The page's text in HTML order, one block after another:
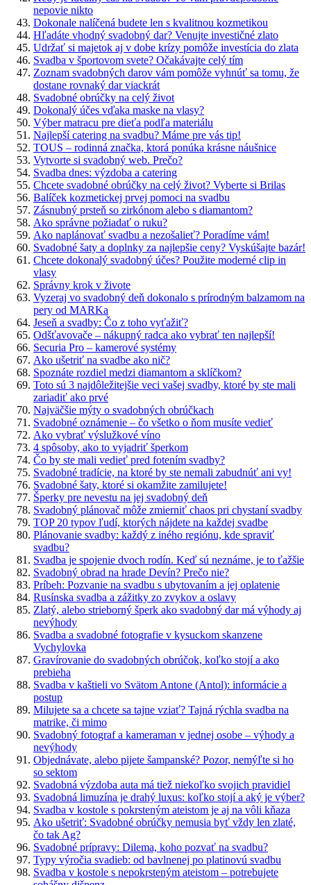
nepovie nikto
Dokonale nalíčená budete len s kvalitnou kozmetikou
Hľadáte vhodný svadobný dar? Venujte investičné zlato
Udržať si majetok aj v dobe krízy pomôže investícia do zlata
Svadba v športovom svete? Očakávajte celý tím
Zoznam svadobných darov vám pomôže vyhnúť sa tomu, že
dostane rovnaký dar viackrát
Svadobné obrúčky na celý život
Dokonalý účes vďaka maske na vlasy?
Výber matracu pre dieťa podľa materiálu
Najlepší catering na svadbu? Máme pre vás tip!
TOUS – rodinná značka, ktorá ponúka krásne náušnice
Vytvorte si svadobný web. Prečo?
Svadba dnes: výzdoba a catering
Chcete svadobné obrúčky na celý život? Vyberte si Brilas
Balíček kozmetickej prvej pomoci na svadbu
Zásnubný prsteň so zirkónom alebo s diamantom?
Ako správne požiadať o ruku?
Ako naplánovať svadbu a nezošalieť? Poradíme vám!
Svadobné šaty a doplnky za najlepšie ceny? Vyskúšajte bazár!
Chcete dokonalý svadobný účes? Použite moderné clip in
vlasy
Správny krok v živote
Vyzeraj vo svadobný deň dokonalo s prírodným balzamom na
pery od MARKa
Jeseň a svadby: Čo z toho vyťažiť?
Odšťavovače – nákupný radca ako vybrať ten najlepší!
Securia Pro – kamerové systémy
Ako ušetriť na svadbe ako nič?
Spoznáte rozdiel medzi diamantom a sklíčkom?
Toto sú 3 najdôležitejšie veci vašej svadby, ktoré by ste mali
zariadiť ako prvé
Najväčšie mýty o svadobných obrúčkach
Svadobné oznámenie – čo všetko o ňom musíte vedieť
Ako vybrať výslužkové víno
4 spôsoby, ako to vyjadriť šperkom
Čo by ste mali vedieť pred fotením svadby?
Svadobné tradície, na ktoré by ste nemali zabudnúť ani vy!
Svadobné šaty, ktoré si okamžite zamilujete!
Šperky pre nevestu na jej svadobný deň
Svadobný plánovač môže zmierniť chaos pri chystaní svadby
TOP 20 typov ľudí, ktorých nájdete na každej svadbe
Plánovanie svadby: každý z iného regiónu, kde spraviť
svadbu?
Svadba je spojenie dvoch rodín. Keď sú neznáme, je to ťažšie
Svadobný obrad na hrade Devín? Prečo nie?
Príbeh: Pozvanie na svadbu s ubytovaním a jej oplatenie
Rusínska svadba a zážitky zo zvykov a oslavy
Zlatý, alebo strieborný šperk ako svadobný dar má výhody aj
nevýhody
Svadba a svadobné fotografie v kysuckom skanzene
Vychylovka
Gravírovanie do svadobných obrúčok, koľko stojí a ako
prebieha
Svadba v kaštieli vo Svätom Antone (Antol): informácie a
postup
Milujete sa a chcete sa tajne vziať? Tajná rýchla svadba na
matrike, či mimo
Svadobný fotograf a kameraman v jednej osobe – výhody a
nevýhody
Objednávate, alebo pijete šampanské? Pozor, nemýľte si ho
so sektom
Svadobná výzdoba auta má tiež niekoľko svojich pravidiel
Svadobná limuzína je drahý luxus: koľko stojí a aký je výber?
Svadba v kostole s pokrsteným ateistom je aj na vôli kňaza
Ako ušetriť: Svadobné obrúčky nemusia byť vždy len zlaté,
čo tak Ag?
Svadobné prípravy: Dilema, koho pozvať na svadbu?
Typy výročia svadieb: od bavlnenej po platinovú svadbu
Svadba v kostole s nepokrsteným ateistom – potrebujete